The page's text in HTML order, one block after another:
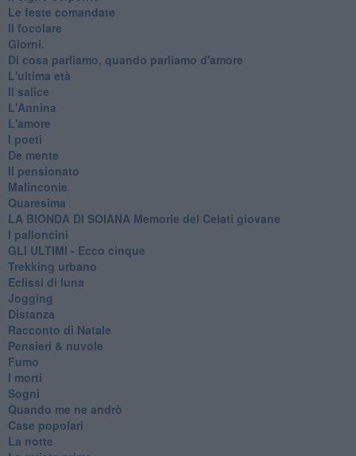
Le feste comandate
Il focolare
Giorni.
Di cosa parliamo, quando parliamo d'amore
L'ultima età
Il salice
L'Annina
L'amore
I poeti
De mente
Il pensionato
Malinconie
Quaresima
LA BIONDA DI SOIANA Memorie del Celati giovane
I palloncini
GLI ULTIMI - Ecco cinque
Trekking urbano
Eclissi di luna
Jogging
Distanza
Racconto di Natale
Pensieri & nuvole
Fumo
I morti
Sogni
Quando me ne andrò
Case popolari
La notte